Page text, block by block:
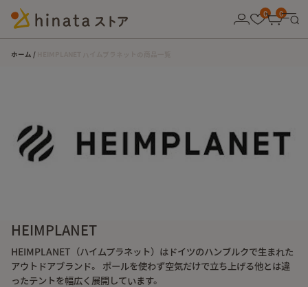
0
0
ホーム
HEIMPLANET
HEIMPLANET（ハイムプラネット）はドイツのハンブルクで生まれた
アウトドアブランド。 ポールを使わず空気だけで立ち上げる他とは違
ったテントを幅広く展開しています。